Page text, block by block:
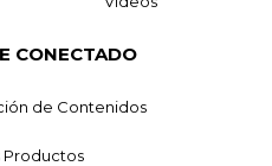
CONECTADO
de Contenidos
Productos